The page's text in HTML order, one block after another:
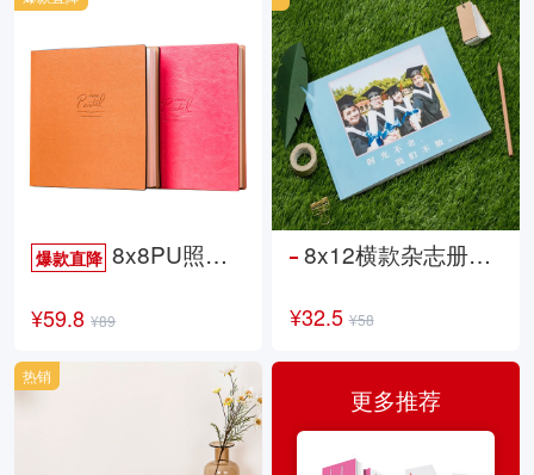
爆款直降 8x8PU照片书NewLife
¥59.8 ¥89
8x12横款杂志册26p
¥32.5 ¥58
热销
更多推荐